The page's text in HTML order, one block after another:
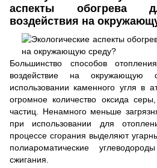
аспекты обогрева
воздействия на
Большинство способов
воздействие на окружающую
использовании каменного угля в
огромное количество оксида
частиц. Ненамного меньше
при использовании для
процессе сгорания выделяют
полиароматические
сжигания.